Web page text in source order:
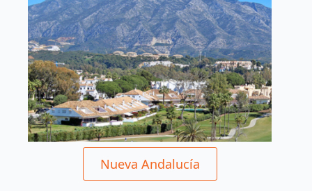
Nueva Andalucía